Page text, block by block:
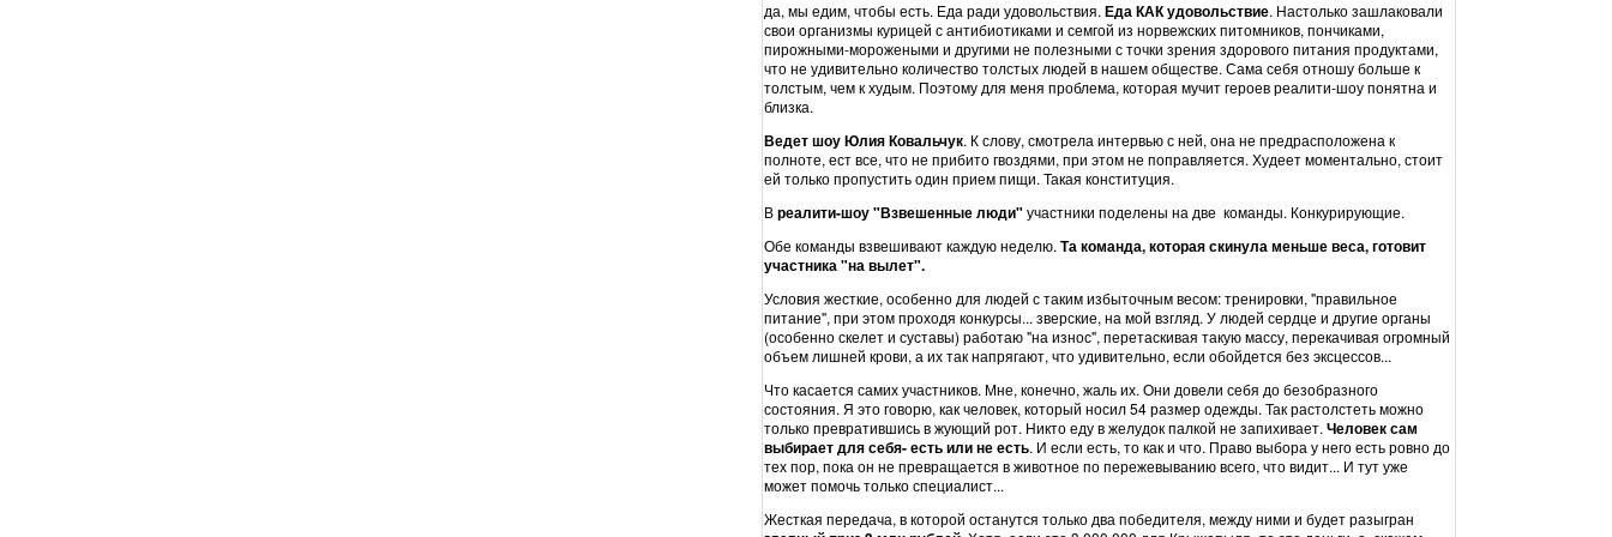
да, мы едим, чтобы есть. Еда ради удовольствия. Еда КАК удовольствие. Настолько зашлаковали
свои организмы курицей с антибиотиками и семгой из норвежских питомников, пончиками,
пирожными-морожеными и другими не полезными с точки зрения здорового питания продуктами,
что не удивительно количество толстых людей в нашем обществе. Сама себя отношу больше к
толстым, чем к худым. Поэтому для меня проблема, которая мучит героев реалити-шоу понятна и
близка.
Ведет шоу Юлия Ковальчук. К слову, смотрела интервью с ней, она не предрасположена к
полноте, ест все, что не прибито гвоздями, при этом не поправляется. Худеет моментально, стоит
ей только пропустить один прием пищи. Такая конституция.
Вреалити-шоу "Взвешенные люди" участники поделены на две команды. Конкурирующие.
Обе команды взвешивают каждую неделю. Та команда, которая скинула меньше веса, готовит
участника "на вылет".
Условия жесткие, особенно для людей с таким избыточным весом: тренировки, "правильное
питание", при этом проходя конкурсы... зверские, на мой взгляд. У людей сердце и другие органы
(особенно скелет и суставы) работаю "на износ", перетаскивая такую массу, перекачивая огромный
объем лишней крови, а их так напрягают, что удивительно, если обойдется без эксцессов...
Что касается самих участников. Мне, конечно, жаль их. Они довели себя до безобразного
состояния. Я это говорю, как человек, который носил 54 размер одежды. Так растолстеть можно
только превратившись в жующий рот. Никто еду в желудок палкой не запихивает. Человек сам
выбирает для себя- есть или не есть. И если есть, то как и что. Право выбора у него есть ровно до
тех пор, пока он не превращается в животное по пережевыванию всего, что видит... И тут уже
может помочь только специалист...
Жесткая передача, в которой останутся только два победителя, между ними и будет разыгран